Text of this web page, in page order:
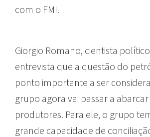
com o FMI.
Giorgio Romano, cientista
entrevista que a questão do
ponto importante a ser
grupo agora vai passar a
produtores. Para ele, o grupo
grande capacidade de